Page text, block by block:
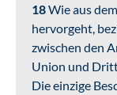
18Wie aus
hervorgeht,
zwischen den
Union und
Die einzige